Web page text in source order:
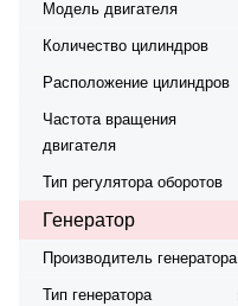
Модель двигателя
Количество цилиндров
Расположение цилиндров
Частота вращения
двигателя
Тип регулятора оборотов
Генератор
Производитель генератора
Тип генератора